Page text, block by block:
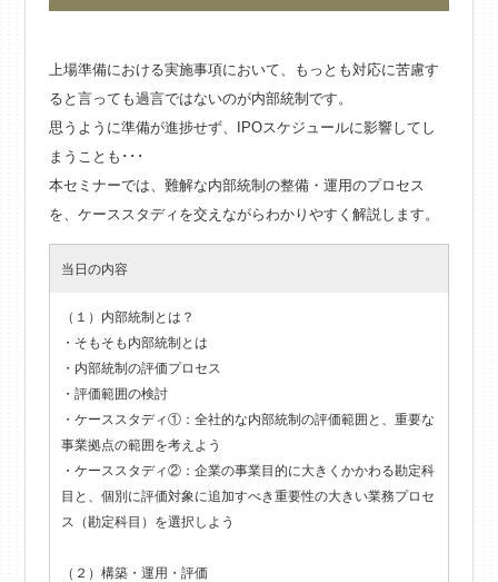
上場準備における実施事項において、もっとも対応に苦慮す
ると言っても過言ではないのが内部統制です。
思うように準備が進捗せず、IPOスケジュールに影響してし
まうことも･･･
本セミナーでは、難解な内部統制の整備・運用のプロセス
を、ケーススタディを交えながらわかりやすく解説します。
当日の内容
（１）内部統制とは？
・そもそも内部統制とは
・内部統制の評価プロセス
・評価範囲の検討
・ケーススタディ①：全社的な内部統制の評価範囲と、重要な
事業拠点の範囲を考えよう
・ケーススタディ②：企業の事業目的に大きくかかわる勘定科
目と、個別に評価対象に追加すべき重要性の大きい業務プロセ
ス（勘定科目）を選択しよう
（２）構築・運用・評価